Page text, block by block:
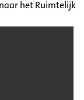
het Ruimtelijk